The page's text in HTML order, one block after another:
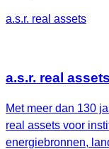
a.s.r. real assets
a.s.r. real assets
Met meer dan 130
real assets voor
energiebronnen,